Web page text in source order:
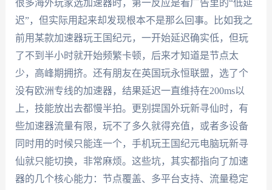
很多海外玩家选加速器时，第一反应是看广告里的“低延
迟”，但实际用起来却发现根本不是那么回事。比如我之
前用某款加速器玩王国纪元，一开始延迟确实低，但玩
了不到半小时就开始频繁卡顿，后来才知道是节点太
少，高峰期拥挤。还有朋友在英国玩永恒联盟，选了个
没有欧洲专线的加速器，结果延迟一直维持在200ms以
上，技能放出去都慢半拍。更别提国外玩新寻仙时，有
些加速器流量有限，玩不了多久就得充值，或者多设备
同时用的时候只能连一个，手机玩王国纪元电脑玩新寻
仙就只能切换，非常麻烦。这些坑，其实都指向了加速
器的几个核心能力：节点覆盖、多平台支持、流量稳定